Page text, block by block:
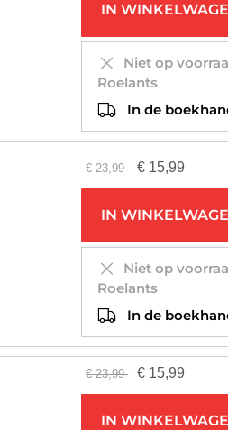
IN
Niet op
Roelants
In de
€23,99 € 15,99
IN
Niet op
Roelants
In de
€23,99 € 15,99
IN